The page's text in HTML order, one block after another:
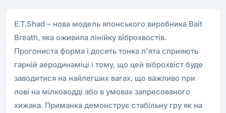
E.T.Shad – нова модель японського виробника Bait
Breath, яка оживила лінійку віброхвостів.
Прогониста форма і досить тонка п'ята сприяють
гарній аеродинаміці і тому, що цей віброхвіст буде
заводитися на найлегших вагах, що важливо при
лові на мілководді або в умовах запресованого
хижака. Приманка демонструє стабільну гру як на